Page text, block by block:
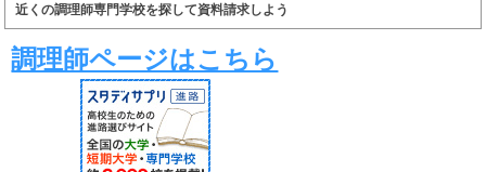
近くの調理師専門学校を探して資料請求しよう
調理師ページはこちら